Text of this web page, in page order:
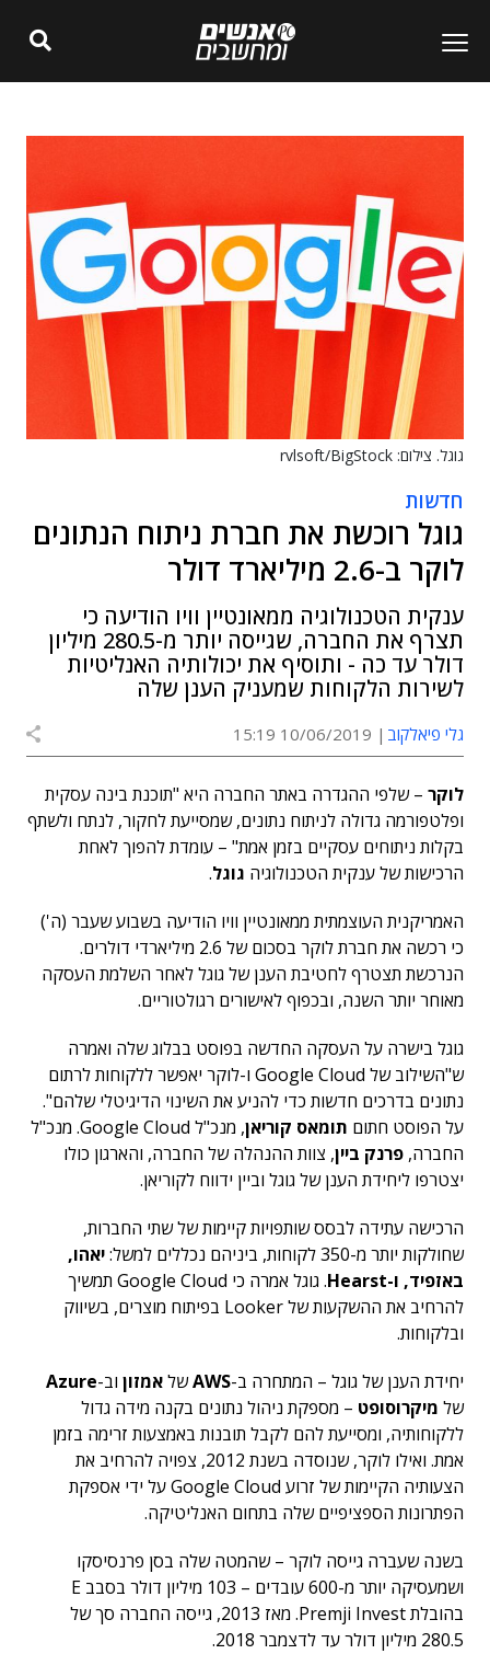
גוגל. צילום: rvlsoft/BigStock
חדשות
גוגל רוכשת את חברת ניתוח הנתונים
לוקר ב-2.6 מיליארד דולר
ענקית הטכנולוגיה ממאונטיין וויו הודיעה כי
תצרף את החברה, שגייסה יותר מ-280.5 מיליון
דולר עד כה - ותוסיף את יכולותיה האנליטיות
לשירות הלקוחות שמעניק הענן שלה
גלי פיאלקוב 10/06/2019 15:19
לוקר – שלפי ההגדרה באתר החברה היא "תוכנת בינה עסקית
ופלטפורמה גדולה לניתוח נתונים, שמסייעת לחקור, לנתח ולשתף
בקלות ניתוחים עסקיים בזמן אמת" – עומדת להפוך לאחת
הרכישות של ענקית הטכנולוגיה גוגל.
האמריקנית העוצמתית ממאונטיין וויו הודיעה בשבוע שעבר (ה')
כי רכשה את חברת לוקר בסכום של 2.6 מיליארדי דולרים.
הנרכשת תצטרף לחטיבת הענן של גוגל לאחר השלמת העסקה
מאוחר יותר השנה, ובכפוף לאישורים רגולטוריים.
גוגל בישרה על העסקה החדשה בפוסט בבלוג שלה ואמרה
ש"השילוב של Google Cloud ו-לוקר יאפשר ללקוחות לרתום
נתונים בדרכים חדשות כדי להניע את השינוי הדיגיטלי שלהם".
על הפוסט חתום תומאס קוריאן
, מנכ"ל Google Cloud. מנכ"ל
החברה, פרנק ביין, צוות ההנהלה של החברה, והארגון כולו
יצטרפו ליחידת הענן של גוגל וביין ידווח לקוריאן.
הרכישה עתידה לבסס שותפויות קיימות של שתי החברות,
שחולקות יותר מ-350 לקוחות, ביניהם נכללים למשל:
יאהו,
באזפיד, ו-Hearst
. גוגל אמרה כי Google Cloud תמשיך
להרחיב את ההשקעות של Looker בפיתוח מוצרים, בשיווק
ובלקוחות.
יחידת הענן של גוגל – המתחרה ב-AWSשלאמזון וב-Azure
של מיקרוסופט – מספקת ניהול נתונים בקנה מידה גדול
ללקוחותיה, ומסייעת להם לקבל תובנות באמצעות זרימה בזמן
אמת. ואילו לוקר, שנוסדה בשנת 2012, צפויה להרחיב את
הצעותיה הקיימות של זרוע Google Cloud על ידי אספקת
הפתרונות הספציפיים שלה בתחום האנליטיקה.
בשנה שעברה גייסה לוקר – שהמטה שלה בסן פרנסיסקו
ושמעסיקה יותר מ-600 עובדים – 103 מיליון דולר בסבב E
בהובלת Premji Invest. מאז 2013, גייסה החברה סך של
280.5 מיליון דולר עד לדצמבר 2018.